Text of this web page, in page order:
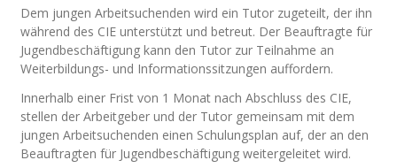
Dem jungen Arbeitsuchenden wird ein Tutor zugeteilt, der ihn
während des CIE unterstützt und betreut. Der Beauftragte für
Jugendbeschäftigung kann den Tutor zur Teilnahme an
Weiterbildungs- und Informationssitzungen auffordern.
Innerhalb einer Frist von 1 Monat nach Abschluss des CIE,
stellen der Arbeitgeber und der Tutor gemeinsam mit dem
jungen Arbeitsuchenden einen Schulungsplan auf, der an den
Beauftragten für Jugendbeschäftigung weitergeleitet wird.